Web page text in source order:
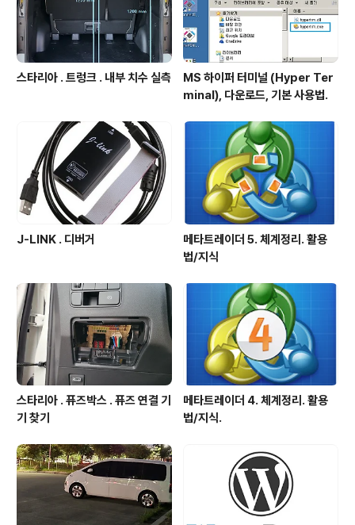
스타리아 . 트렁크 . 내부 치수 실측
MS 하이퍼 터미널 (Hyper Ter
minal), 다운로드, 기본 사용법.
J-LINK . 디버거
메타트레이더 5. 체계정리. 활용
법/지식
스타리아 . 퓨즈박스 . 퓨즈 연결 기
기 찾기
메타트레이더 4. 체계정리. 활용
법/지식.